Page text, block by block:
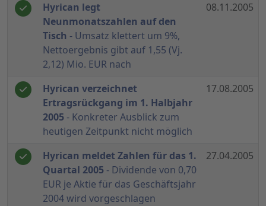
Hyrican legt
Neunmonatszahlen auf den
Tisch - Umsatz klettert um 9%,
Nettoergebnis gibt auf 1,55 (Vj.
2,12) Mio. EUR nach
08.11.2005
Hyrican verzeichnet
Ertragsrückgang im 1. Halbjahr
2005- Konkreter Ausblick zum
heutigen Zeitpunkt nicht möglich
17.08.2005
Hyrican meldet Zahlen für das 1.
Quartal 2005 - Dividende von 0,70
EUR je Aktie für das Geschäftsjahr
2004 wird vorgeschlagen
27.04.2005